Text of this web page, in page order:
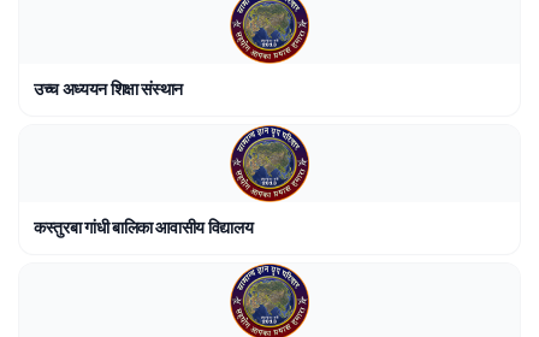
उच्च अध्ययन शिक्षा संस्थान
कस्तुरबा गांधी बालिका आवासीय विद्यालय